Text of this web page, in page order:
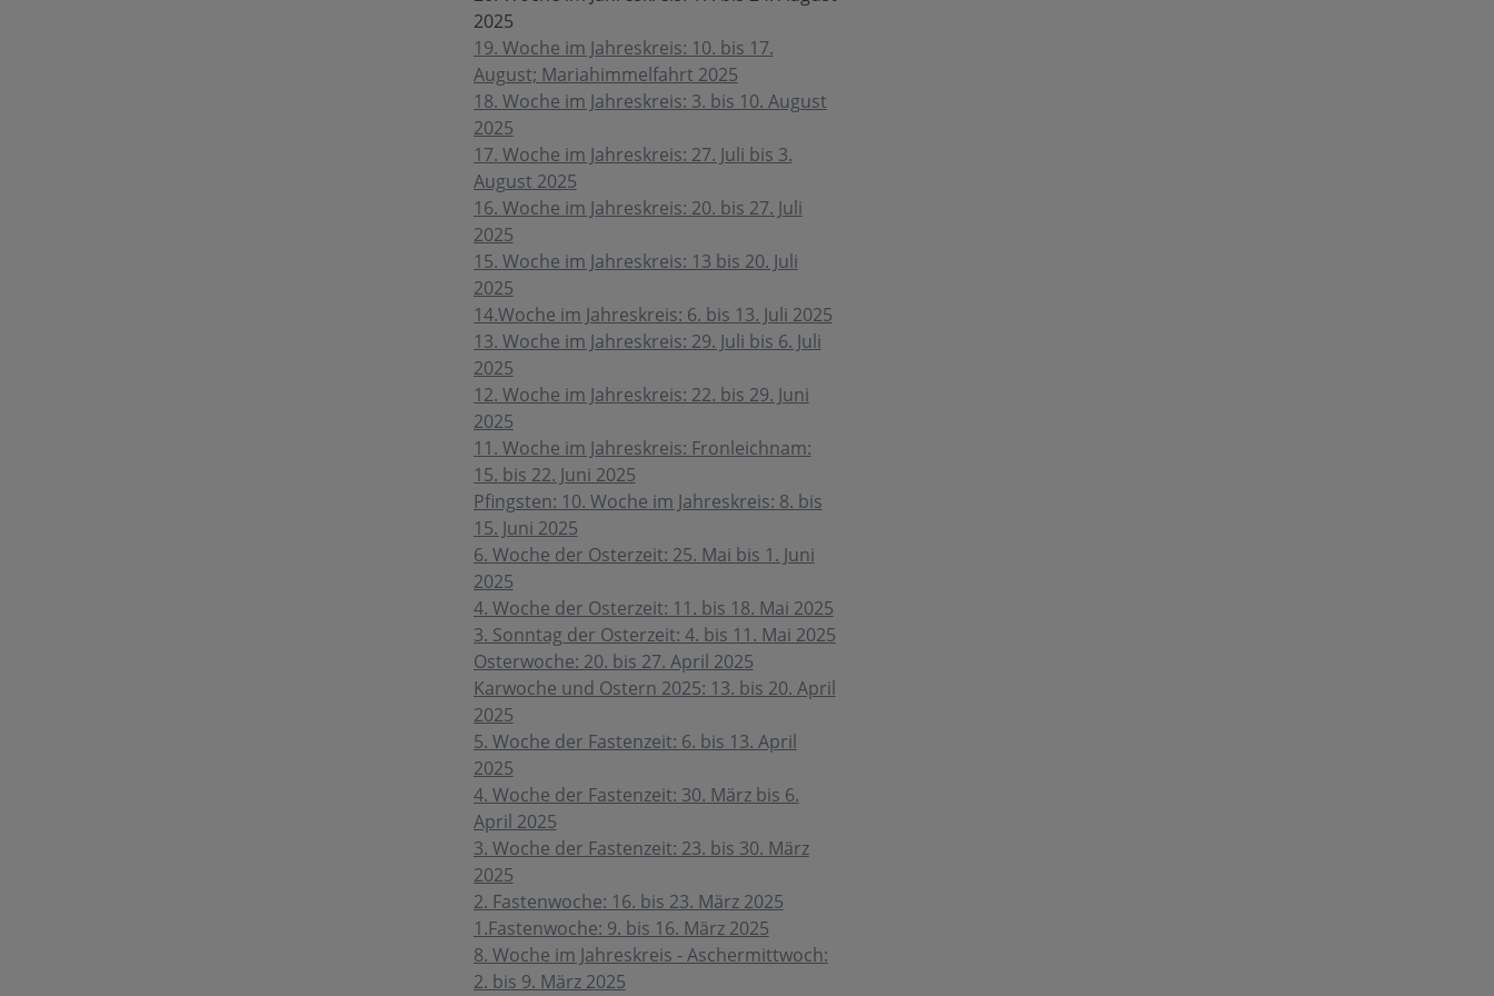
2025
19. Woche im Jahreskreis: 10. bis 17.
August; Mariahimmelfahrt 2025
18. Woche im Jahreskreis: 3. bis 10. August
2025
17. Woche im Jahreskreis: 27. Juli bis 3.
August 2025
16. Woche im Jahreskreis: 20. bis 27. Juli
2025
15. Woche im Jahreskreis: 13 bis 20. Juli
2025
14.Woche im Jahreskreis: 6. bis 13. Juli 2025
13. Woche im Jahreskreis: 29. Juli bis 6. Juli
2025
12. Woche im Jahreskreis: 22. bis 29. Juni
2025
11. Woche im Jahreskreis: Fronleichnam:
15. bis 22. Juni 2025
Pfingsten: 10. Woche im Jahreskreis: 8. bis
15. Juni 2025
6. Woche der Osterzeit: 25. Mai bis 1. Juni
2025
4. Woche der Osterzeit: 11. bis 18. Mai 2025
3. Sonntag der Osterzeit: 4. bis 11. Mai 2025
Osterwoche: 20. bis 27. April 2025
Karwoche und Ostern 2025: 13. bis 20. April
2025
5. Woche der Fastenzeit: 6. bis 13. April
2025
4. Woche der Fastenzeit: 30. März bis 6.
April 2025
3. Woche der Fastenzeit: 23. bis 30. März
2025
2. Fastenwoche: 16. bis 23. März 2025
1.Fastenwoche: 9. bis 16. März 2025
8. Woche im Jahreskreis - Aschermittwoch:
2. bis 9. März 2025